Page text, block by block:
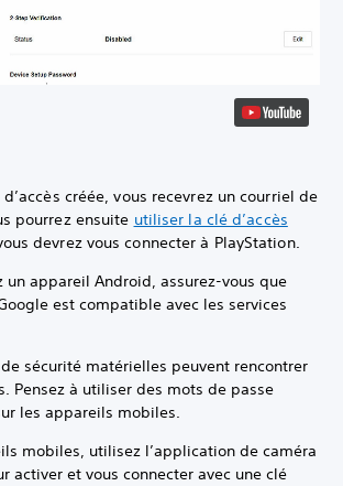
créée, vous recevrez un courriel de
pourrez ensuite utiliser la clé d’accès
devrez vous connecter à PlayStation.
un appareil Android, assurez-vous que
est compatible avec les services
sécurité matérielles peuvent rencontrer
Pensez à utiliser des mots de passe
les appareils mobiles.
mobiles, utilisez l’application de caméra
activer et vous connecter avec une clé